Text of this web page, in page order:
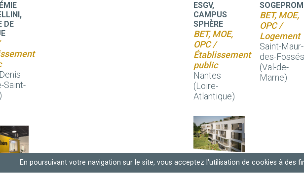
DE
Saint-
ESGV,
CAMPUS
SPHÈRE
BET, MOE,
OPC /
Établissement
public
Nantes
(Loire-
Atlantique)
SOGEPROM
BET, MOE,
OPC /
Logement
Saint-Maur-
des-Fossés
(Val-de-
Marne)
RÉSIDENCE
COVIVIO 68
En poursuivant votre navigation sur le site, vous acceptez l'utilisation de cookies à des